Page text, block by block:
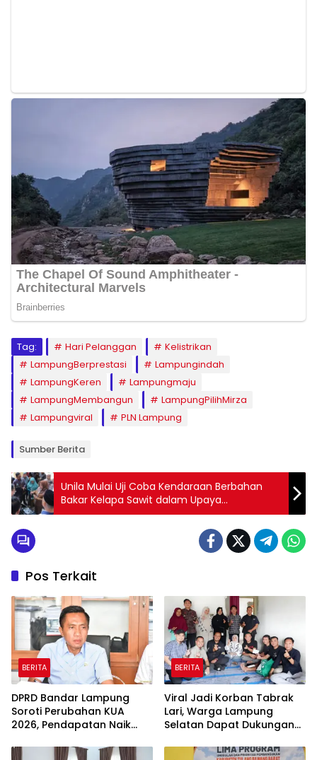
Tag: Hari Pelanggan
Kelistrikan
LampungBerprestasi
Lampungindah
LampungKeren
Lampungmaju
LampungMembangun
LampungPilihMirza
Lampungviral
PLN Lampung
Sumber Berita
Unila Mulai Uji Coba Kendaraan Berbahan
Bakar Kelapa Sawit dalam Upaya
Mengembangkan Energi Terbarukan Baru
Pos Terkait
BERITA
DPRD Bandar Lampung
Soroti Perubahan KUA
2026, Pendapatan Naik
Dipangkas
BERITA
Viral Jadi Korban Tabrak
Lari, Warga Lampung
Selatan Dapat Dukungan
Influencer